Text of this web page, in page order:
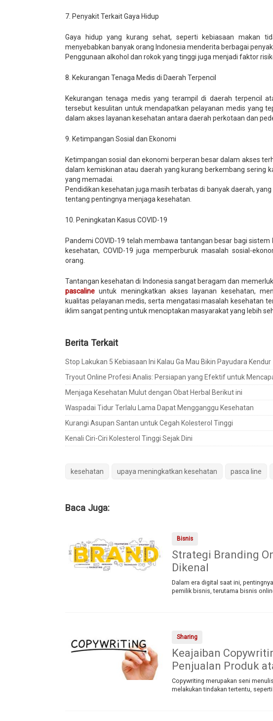
7. Penyakit Terkait Gaya Hidup
Gaya hidup yang kurang sehat, seperti kebiasaan makan
menyebabkan banyak orang Indonesia menderita berbagai
Penggunaan alkohol dan rokok yang tinggi juga menjadi faktor
8. Kekurangan Tenaga Medis di Daerah Terpencil
Kekurangan tenaga medis yang terampil di daerah terpencil
tersebut kesulitan untuk mendapatkan pelayanan medis yang
dalam akses layanan kesehatan antara daerah perkotaan dan
9. Ketimpangan Sosial dan Ekonomi
Ketimpangan sosial dan ekonomi berperan besar dalam akses
dalam kemiskinan atau daerah yang kurang berkembang sering
yang memadai.
Pendidikan kesehatan juga masih terbatas di banyak daerah,
tentang pentingnya menjaga kesehatan.
10. Peningkatan Kasus COVID-19
Pandemi COVID-19 telah membawa tantangan besar bagi
kesehatan, COVID-19 juga memperburuk masalah sosial-
orang.
Tantangan kesehatan di Indonesia sangat beragam dan
pascaline untuk meningkatkan akses layanan kesehatan,
kualitas pelayanan medis, serta mengatasi masalah kesehatan
iklim sangat penting untuk menciptakan masyarakat yang lebih
Berita Terkait
Stop Lakukan 5 Kebiasaan Ini Kalau Ga Mau Bikin Payudara Kendur
Tryout Online Profesi Analis: Persiapan yang Efektif untuk
Menjaga Kesehatan Mulut dengan Obat Herbal Berikut ini
Waspadai Tidur Terlalu Lama Dapat Mengganggu Kesehatan
Kurangi Asupan Santan untuk Cegah Kolesterol Tinggi
Kenali Ciri-Ciri Kolesterol Tinggi Sejak Dini
kesehatan upaya meningkatkan kesehatan pasca line
Baca Juga:
Bisnis
Strategi Branding
Dikenal
Dalam era digital saat ini,
pemilik bisnis, terutama bisnis
Sharing
Keajaiban
Penjualan Produk
Copywriting merupakan seni
melakukan tindakan tertentu,